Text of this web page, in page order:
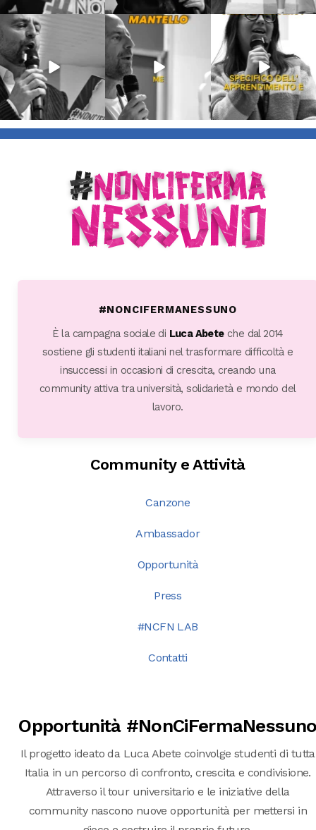
Lug 9
54
Giu 21 Giu 18
871
#NONCIFERMANESSUNO
È la campagna sociale di Luca Abeteche dal 2014
sostiene gli studenti italiani nel trasformare difficoltà e
insuccessi in occasioni di crescita, creando una
community attiva tra università, solidarietà e mondo del
lavoro.
Community e Attività
Canzone
Ambassador
Opportunità
Press
#NCFN LAB
Contatti
Opportunità
Il progetto ideato da Luca Abete coinvolge studenti di tutta
Italia in un percorso di confronto, crescita e condivisione.
Attraverso il tour universitario e le iniziative della
community nascono nuove opportunità per mettersi in